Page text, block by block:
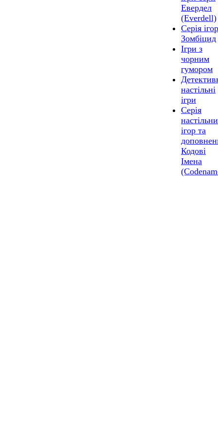
Евердел
(Everdell)
Серія ігор
Зомбіцид
Ігри з
чорним
гумором
настільні
ігри
Серія
ігор та
Кодові
Імена